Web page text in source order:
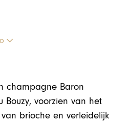
champagne Baron
Bouzy, voorzien van het
brioche en verleidelijk